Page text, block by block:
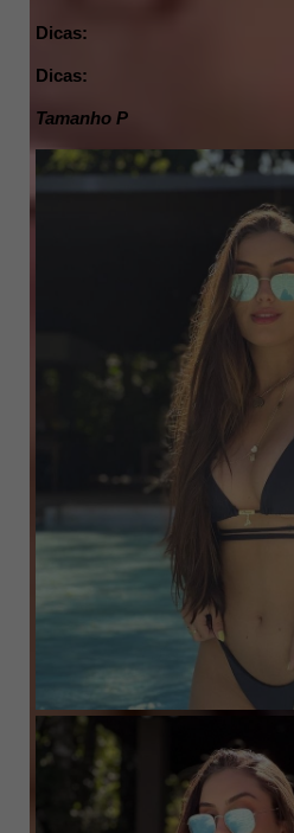
Dicas:
Dicas:
Tamanho P